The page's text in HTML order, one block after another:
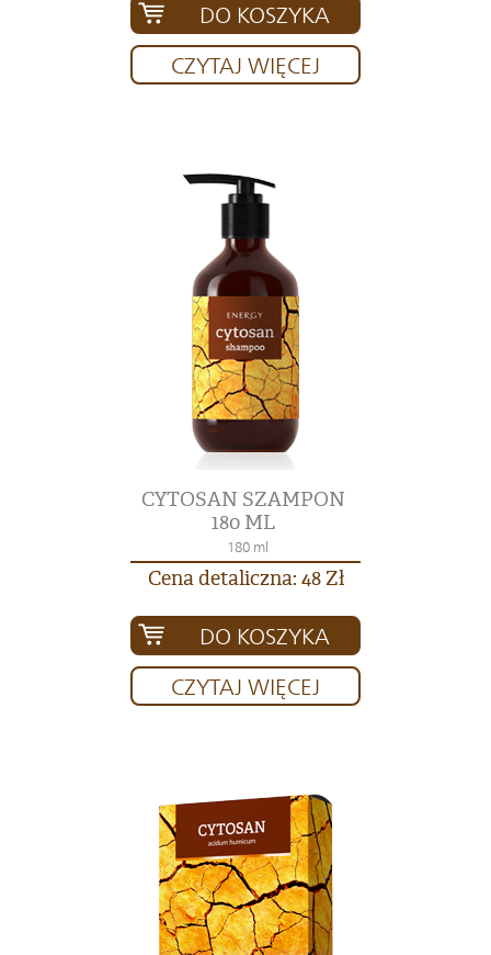
DO KOSZYKA
CZYTAJ WIĘCEJ
CYTOSAN SZAMPON
180 ML
180 ml
Cena detaliczna: 48 Zł
DO KOSZYKA
CZYTAJ WIĘCEJ